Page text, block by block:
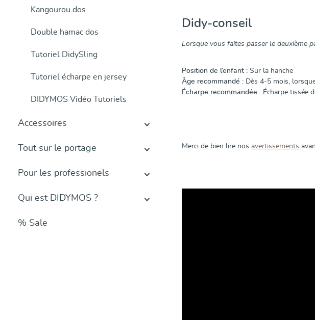
Kangourou dos
Double hamac dos
Tutoriel DidySling
Tutoriel écharpe en jersey
DIDYMOS Vidéo Tutoriels
Accessoires
Tout sur le portage
Pour les professionels
Qui est DIDYMOS ?
% Sale
Didy-conseil
Lorsque vous faites passer le deuxième
Position de l’enfant : Sur la hanche
Âge recommandé : Dès 4-5 mois,
Écharpe recommandée : Écharpe tissée
Merci de bien lire nos avertissements